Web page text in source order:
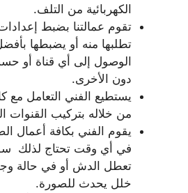
الكهربائية من التلف.
تقوم عمالتنا بضبط
تطلبها منه أو يضبطها
الوصول إلى أي قناة أو
دون الأخرى.
يستطيع الفني التعامل مع
من خلاله بتركيب القنوات
يقوم الفني بكافة أعمال
في أي وقت تحتاج لذلك
تعطل الدش أو في حالة
خلل يحدث للصورة.